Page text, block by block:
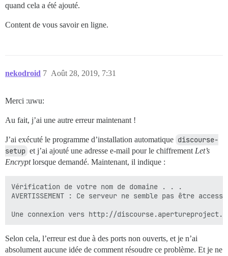
quand cela a été ajouté.
Content de vous savoir en ligne.
nekodroid Août 28, 2019, 7:31
7
Merci :uwu:
Au fait, j’ai une autre erreur maintenant !
J’ai exécuté le programme d’installation automatique discourse-
setup et j’ai ajouté une adresse e-mail pour le chiffrement Let’s
Encryptlorsque demandé. Maintenant, il indique :
Vérification de votre nom de domaine . . .
AVERTISSEMENT : Ce serveur ne semble pas être
Selon cela, l’erreur est due à des ports non ouverts, et je n’ai
absolument aucune idée de comment résoudre ce problème. Et je ne